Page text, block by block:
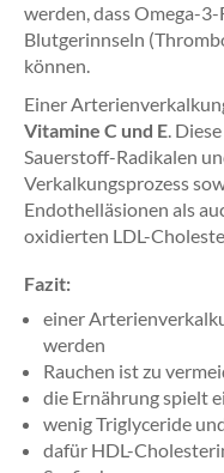
werden, dass Omega-
Blutgerinnseln
können.
Einer
Vitamine C und E.
Sauerstoff-Radikalen
Verkalkungsprozess
Endothelläsionen als
oxidierten LDL-
Fazit:
einer
werden
Rauchen ist zu
die Ernährung spielt
wenig Triglyceride
dafür HDL-